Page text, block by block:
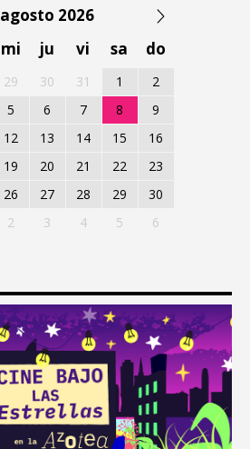
agosto 2026
mi ju vi sa do
29 30 31 1
2
5 6 7 8
9
12 13 14 15
16
19 20 21 22
23
26 27 28 29
30
2 3 4 5 6